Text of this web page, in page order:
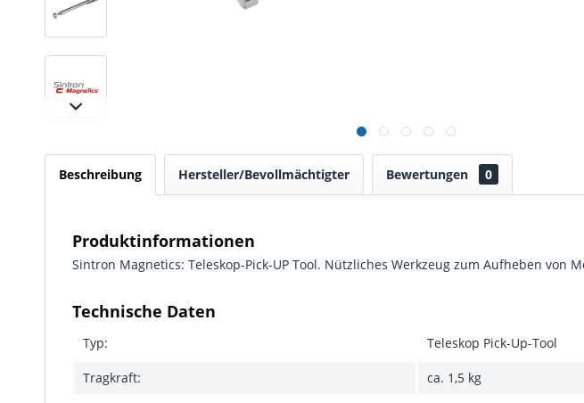
Beschreibung Hersteller/Bevollmächtigter Bewertungen 0
Produktinformationen
Sintron Magnetics: Teleskop-Pick-UP Tool. Nützliches Werkzeug zum Aufheben
Technische Daten
Typ: Teleskop Pick-Up-Tool
Tragkraft: ca. 1,5 kg